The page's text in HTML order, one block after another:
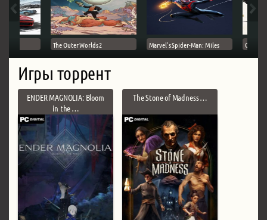
The Outer Worlds 2 Marvel's Spider-Man: Miles Ghost
Игры торрент
ENDER MAGNOLIA: Bloom
in the …
The Stone of Madness …